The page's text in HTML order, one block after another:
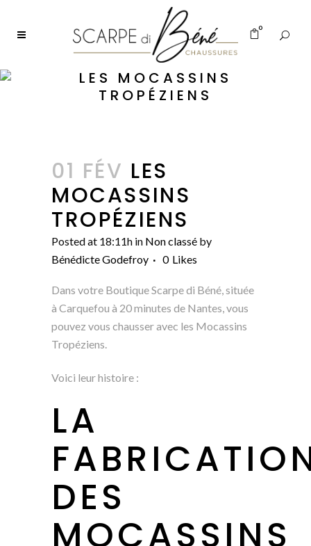
0
LES MOCASSINS
TROPÉZIENS
01 FÉV LES
MOCASSINS
TROPÉZIENS
Posted at 18:11h in Non classé by
Bénédicte Godefroy
0 Likes
Dans votre Boutique Scarpe di Béné, située
à Carquefou à 20 minutes de Nantes, vous
pouvez vous chausser avec les Mocassins
Tropéziens.
Voici leur histoire :
LA
DES
MOCASSINS